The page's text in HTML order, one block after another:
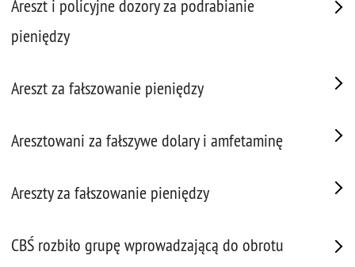
Areszt i policyjne dozory za podrabianie
pieniędzy
Areszt za fałszowanie pieniędzy
Aresztowani za fałszywe dolary i amfetaminę
Areszty za fałszowanie pieniędzy
CBŚ rozbiło grupę wprowadzającą do obrotu